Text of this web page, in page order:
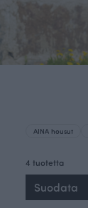
AINA housut
4 tuotetta
Suodata